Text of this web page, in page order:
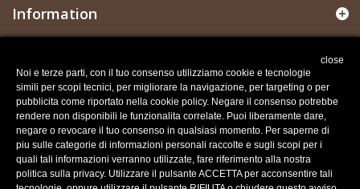
Information
Informazioni negozio
Recesso dal contratto
Traccia stato del recesso
close
Noi e terze parti, con il tuo consenso utilizziamo cookie e tecnologie
simili per scopi tecnici, per migliorare la navigazione, per targeting o per
pubblicita come riportato nella cookie policy. Negare il consenso potrebbe
rendere non disponibili le funzionalita correlate. Puoi liberamente dare,
negare o revocare il tuo consenso in qualsiasi momento. Per saperne di
piu sulle categorie di informazioni personali raccolte e sugli scopi per i
quali tali informazioni verranno utilizzate, fare riferimento alla nostra
politica sulla privacy. Utilizzare il pulsante ACCETTA per acconsentire tali